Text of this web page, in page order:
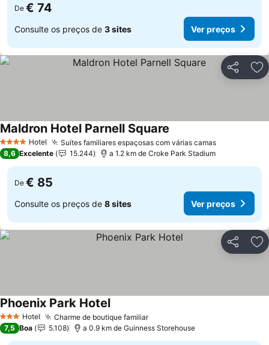
De € 74
Consulte os preços de 3 sites Ver preços
Partilhar
4 EstrelasHotel Suítes familiares espaçosas com várias camasVer preços
Maldron Hotel Parnell Square
8,6 Excelente 15.244 a 1.2 km de Croke Park Stadium
De € 85
Consulte os preços de 8 sites Ver preços
Partilhar
3 EstrelasHotel Charme de boutique familiarVer preços
Phoenix Park HotelVer preços
7,5 Boa 5.108 a 0.9 km de Guinness Storehouse